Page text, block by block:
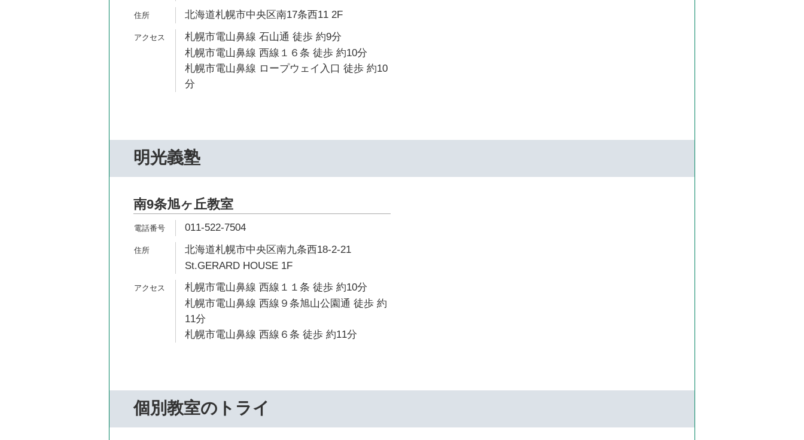
北海道札幌市中央区南17条西11 2F
札幌市電山鼻線 石山通 徒歩 約9分
札幌市電山鼻線 西線１６条 徒歩 約10分
札幌市電山鼻線 ロープウェイ入口 徒歩 約10
分
明光義塾
南9条旭ヶ丘教室
011-522-7504
北海道札幌市中央区南九条西18-2-21
St.GERARD HOUSE 1F
札幌市電山鼻線 西線１１条 徒歩 約10分
札幌市電山鼻線 西線９条旭山公園通 徒歩 約
11分
札幌市電山鼻線 西線６条 徒歩 約11分
個別教室のトライ